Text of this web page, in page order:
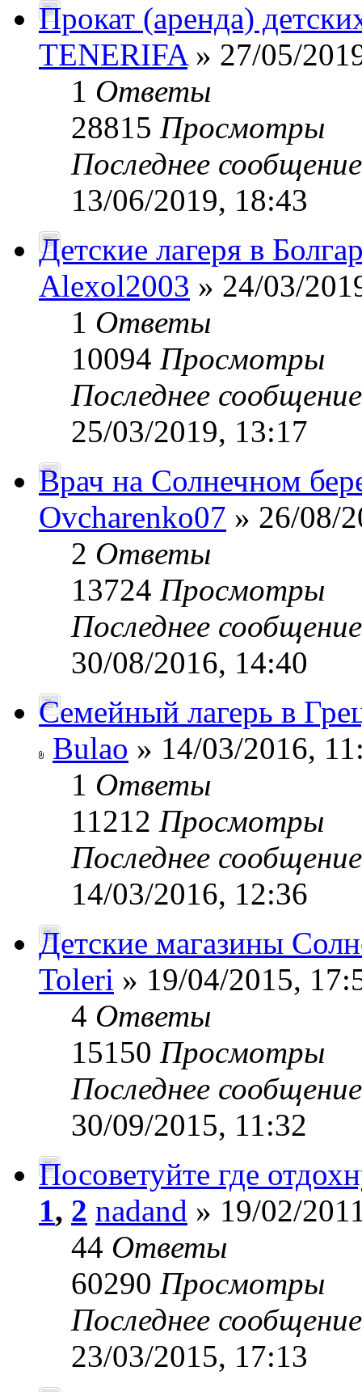
Прокат (аренда)
TENERIFA» 27/05/
1 Ответы
28815 Просмотры
Последнее
13/06/2019, 18:43
Детские лагеря в
Alexol2003 » 24/03/
1 Ответы
10094 Просмотры
Последнее
25/03/2019, 13:17
Врач на Солнечном
Ovcharenko07 » 26/08/
2 Ответы
13724 Просмотры
Последнее
30/08/2016, 14:40
Семейный лагерь в
Bulao » 14/03/2016,
1 Ответы
11212 Просмотры
Последнее
14/03/2016, 12:36
Детские магазины
Toleri » 19/04/2015,
4 Ответы
15150 Просмотры
Последнее
30/09/2015, 11:32
Посоветуйте где
1, 2 nadand » 19/02/
44 Ответы
60290 Просмотры
Последнее
23/03/2015, 17:13